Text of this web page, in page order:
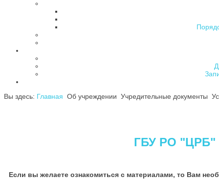
Вы здесь: Главная Об учреждении Учредительные документы
ГБУ РО "ЦРБ"
Если вы желаете ознакомиться с материалами, то Вам